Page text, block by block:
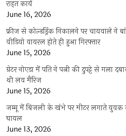
राहत कार्य
June 16, 2026
फ्रीज से कोल्डड्रिंक निकालने पर चायवाले ने
वीडियो वायरल होते ही हुआ गिरफ्तार
June 15, 2026
ग्रेटर नोएडा में पति ने पत्नी की दुपट्टे से गला
थी लव मैरिज
June 15, 2026
जम्मू में बिजली के खंभे पर मीटर लगाते
घायल
June 13, 2026